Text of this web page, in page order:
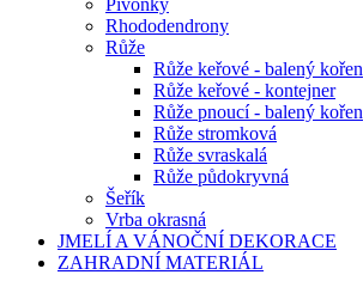
Pivoňky
Rhododendrony
Růže
Růže keřové - balený kořen
Růže keřové - kontejner
Růže pnoucí - balený kořen
Růže stromková
Růže svraskalá
Růže půdokryvná
Šeřík
Vrba okrasná
JMELÍ A VÁNOČNÍ DEKORACE
ZAHRADNÍ MATERIÁL